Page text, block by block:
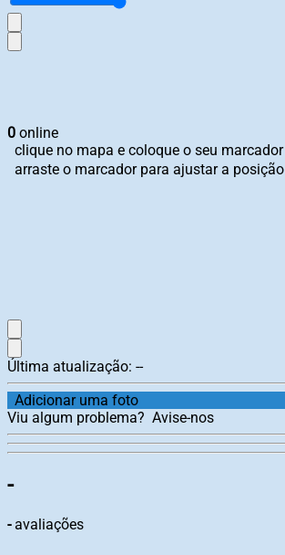
0 online
clique no mapa e coloque o seu marcador
arraste o marcador para ajustar a posição
Última atualização: --
Adicionar uma foto
Viu algum problema? Avise-nos
-
-avaliações